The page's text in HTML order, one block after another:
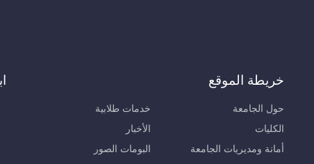
خريطة الموقع
حول الجامعة
الكليات
أمانة ومديريات الجامعة
خدمات طلابية
الأخبار
البومات الصور